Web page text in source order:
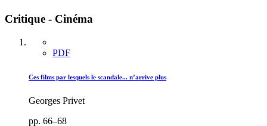
Critique - Cinéma
PDF
Ces films par lesquels le scandale... n’arrive plus
Georges Privet
pp. 66–68